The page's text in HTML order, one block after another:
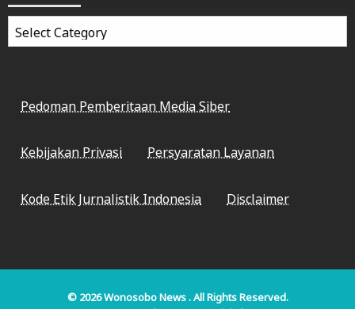
Categories
Pedoman Pemberitaan Media Siber
Kebijakan Privasi Persyaratan Layanan
Kode Etik Jurnalistik Indonesia Disclaimer
© 2026Wonosobo News. All Rights Reserved.